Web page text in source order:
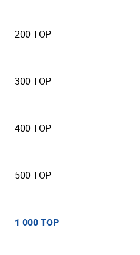
200 TOP
300 TOP
400 TOP
500 TOP
1 000 TOP